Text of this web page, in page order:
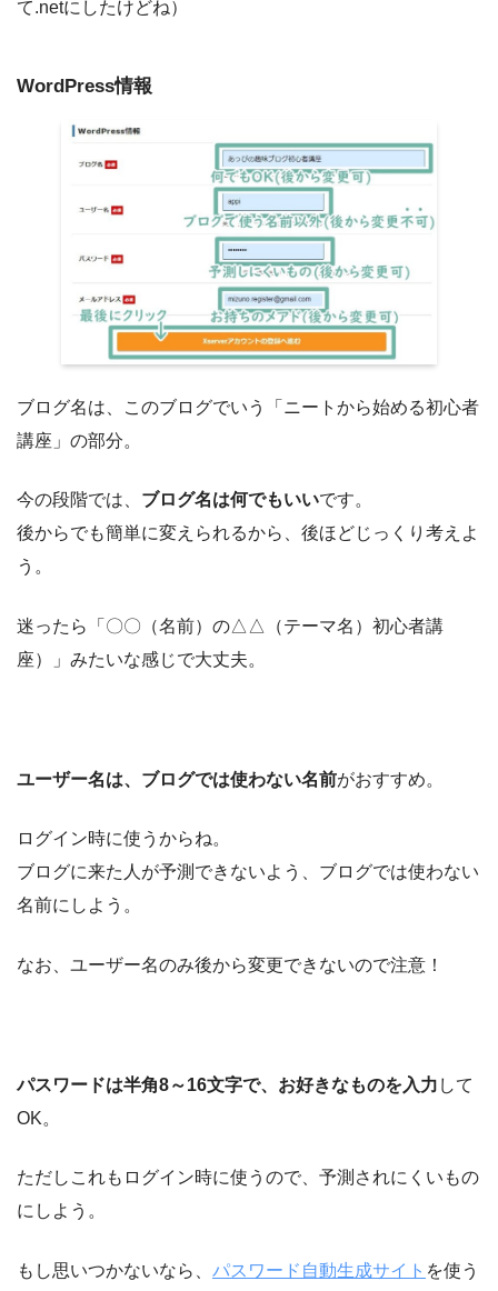
て.netにしたけどね）
WordPress情報
ブログ名は、このブログでいう「ニートから始める初心者
講座」の部分。
今の段階では、 ブログ名は何でもいいです。
後からでも簡単に変えられるから、後ほどじっくり考えよ
う。
迷ったら「〇〇（名前）の△△（テーマ名）初心者講
座）」みたいな感じで大丈夫。
ユーザー名は、ブログでは使わない名前がおすすめ。
ログイン時に使うからね。
ブログに来た人が予測できないよう、ブログでは使わない
名前にしよう。
なお、ユーザー名のみ後から変更できないので注意！
パスワードは半角8～16文字で、お好きなものを入力 して
OK。
ただしこれもログイン時に使うので、予測されにくいもの
にしよう。
もし思いつかないなら、 パスワード自動生成サイト を使う